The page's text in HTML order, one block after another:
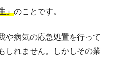
」のことです。
や病気の応急処置を行って
しれません。しかしその業